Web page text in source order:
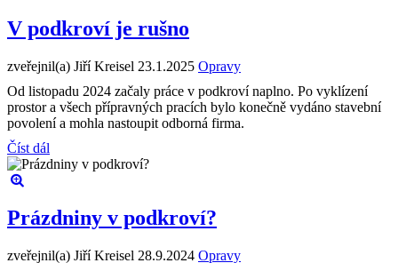
V podkroví je rušno
zveřejnil(a) Jiří Kreisel 23.1.2025 Opravy
Od listopadu 2024 začaly práce v podkroví naplno. Po vyklízení
prostor a všech přípravných pracích bylo konečně vydáno stavební
povolení a mohla nastoupit odborná firma.
Číst dál
Prázdniny v podkroví?
zveřejnil(a) Jiří Kreisel 28.9.2024 Opravy